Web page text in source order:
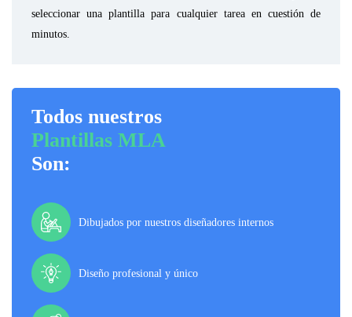
seleccionar una plantilla para cualquier tarea en cuestión de
minutos.
Todos nuestros
Plantillas MLA
Son:
Dibujados por nuestros diseñadores internos
Diseño profesional y único